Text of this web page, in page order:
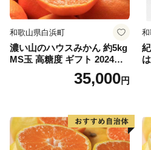
三者三様の風土、文化が融和す
しください。
和歌山県白浜町
濃い山のハウスみかん 約5kg
MS玉 高糖度 ギフト 2024年7
35,000円